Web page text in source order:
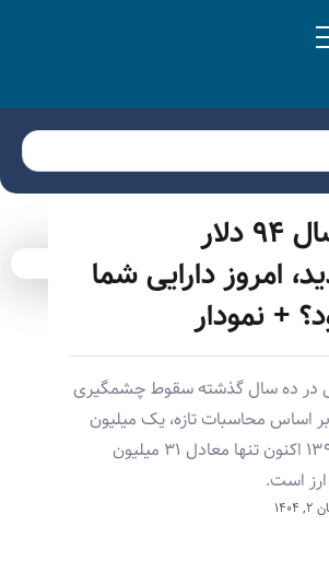
اگر در سال ۹۴ دلار
امروز دارایی شما
+ نمودار
در ده سال گذشته سقوط چشمگیری
اساس محاسبات تازه، یک میلیون
تومان سال ۱۳۹۴ اکنون تنها معادل ۳۱ میلیون
ارز است.
۱۴۰۴